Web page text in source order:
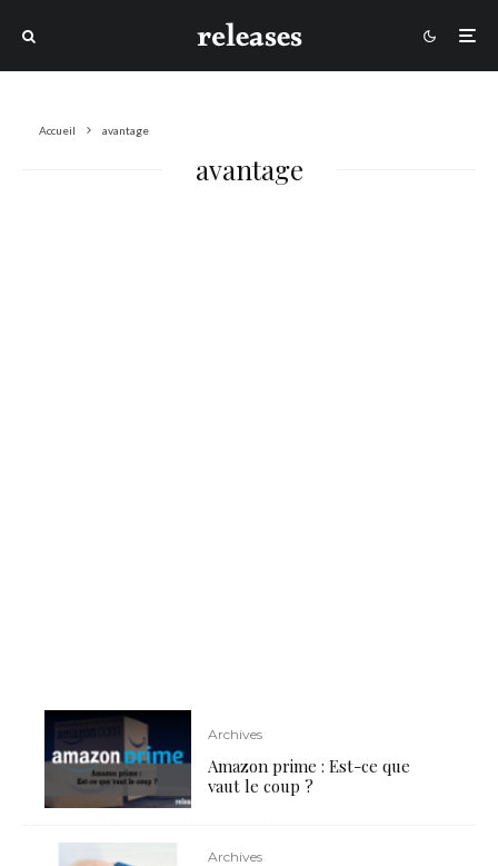
Accueil avantage
avantage
Archives
Amazon prime : Est-ce que
vaut le coup ?
Archives